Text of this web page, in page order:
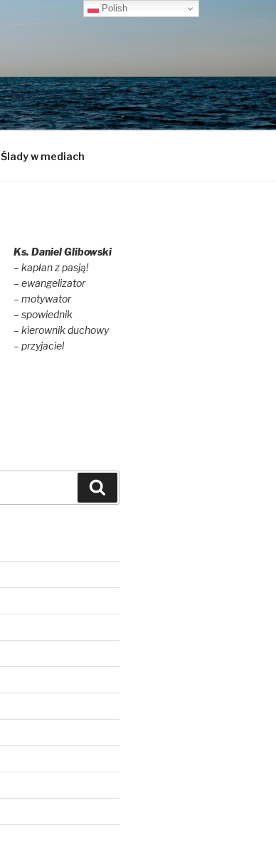
Ślady w mediach
Ks. Daniel Glibowski
– kapłan z pasją!
– ewangelizator
– motywator
– spowiednik
– kierownik duchowy
– przyjaciel
Polish